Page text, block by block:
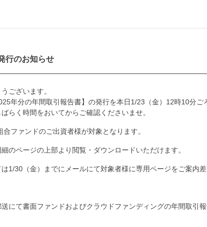
行のお知らせ
ございます。
年分の年間取引報告書】の発行を本日1/23（金）12時10分
らく時間をおいてからご確認くださいませ。
ファンドのご出資者様が対象となります。
のページの上部より閲覧・ダウンロードいただけます。
1/30（金）までにメールにて対象者様に専用ページをご案内差
にて書面ファンドおよびクラウドファンディングの年間取引